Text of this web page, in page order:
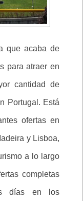
que acaba de
para atraer en
cantidad de
Portugal. Está
ofertas en
y Lisboa,
a lo largo
completas
días en los